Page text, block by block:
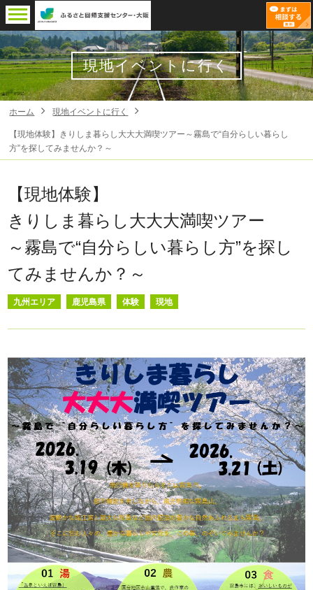
現地イベントに行く
ホーム 現地イベントに行く
【現地体験】きりしま暮らし大大大満喫ツアー～霧島で“自分らしい暮らし
方”を探してみませんか？～
【現地体験】
きりしま暮らし大大大満喫ツアー
～霧島で“自分らしい暮らし方”を探し
てみませんか？～
九州エリア 鹿児島県 体験 現地